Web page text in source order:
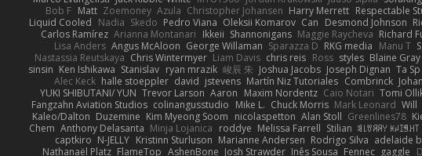
Bob F Matt Zoemoney Azula Christopher Johansen Harry Merrett Respectable
Liquid Cooled Nadia Skedo Pedro Viana Oleksii Komarov Can Desmond Johnson
Carlos Ramírez Arianna Montanari Ikkeii Shannonigans Maggie Raycheva Richard
Lisa Anders Angus McAloon George Willaman Sparazza D RKG media Manu T
Nastassia Reutskaya Chris Wintermyer Liam Davis chris reis Ross styles Blaine Gray
sinsin Ken Ishikawa Stanislav ryan mrazik 峻辰 朱 Joshua Jacobs Joseph Dignan Ta Sp
Alec Keck halle stoeppler david jstevens Martín Niz Tutoriales Combrinck
YUKI SHIBUTANI/ YUN Trevor Larson Aaron Maxim Nordentz Caio Notari Tomi
Fangzahn Aviation Studios colinangusstudio Mike L. Chuck Morris Mark Leonard Will
Kaleo/Dalton Duzemine Kim Myeong Soom nicolaspetton Alan Stoll Greenlines78
Chem Anthony Delasanta Minja Lojanica roddye Melissa Farrell Stilian ꌃ꒒ꀎꋪꋪꌩ ꀘꈤꀤꁅꃅ꓄
captkiro N-JELLY Kristinn Sturluson Marianne Andersen Rodrigo Silva adelaide
Nathanaël Platz FlameTop AshenBone Josh Strawder Inês Sousa Fennec gaggle